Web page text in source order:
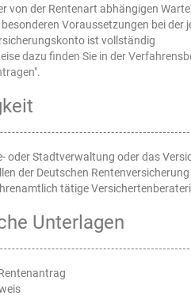
von der Rentenart abhängigen
Voraussetzungen bei der
ist vollständig
dazu finden Sie in der
".
oder Stadtverwaltung oder das
der Deutschen
tätige
Unterlagen